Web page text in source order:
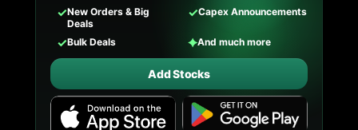
✓New Orders & Big
Deals
✓Capex Announcements
✓Bulk Deals ✦And much more
Add Stocks